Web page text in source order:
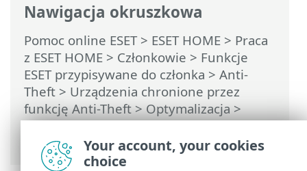
Nawigacja okruszkowa
Pomoc online ESET> ESET HOME > Praca
z ESET HOME > Członkowie > Funkcje
ESET przypisywane do członka > Anti-
Theft > Urządzenia chronione przez
funkcję Anti-Theft>Optymalizacja>
Użytkownicy systemu Android >
Wyłączone usługi lokalizacyjne
Your account, your cookies
choice